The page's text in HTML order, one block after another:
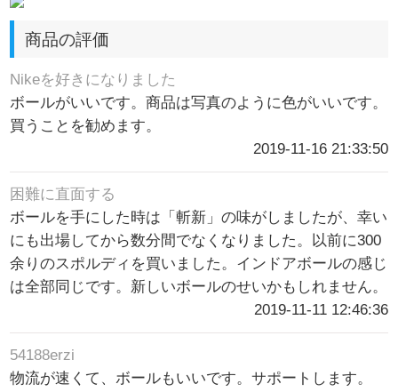
商品の評価
Nikeを好きになりました
ボールがいいです。商品は写真のように色がいいです。
買うことを勧めます。
2019-11-16 21:33:50
困難に直面する
ボールを手にした時は「斬新」の味がしましたが、幸い
にも出場してから数分間でなくなりました。以前に300
余りのスポルディを買いました。インドアボールの感じ
は全部同じです。新しいボールのせいかもしれません。
2019-11-11 12:46:36
54188erzi
物流が速くて、ボールもいいです。サポートします。